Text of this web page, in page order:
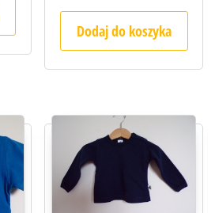
Dodaj do koszyka